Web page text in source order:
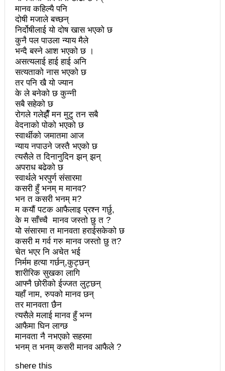
कर्फ्यु लागे पनि तीनकुने क्षेत्र अझै अशान्तः सडकमा सेना
परिचालन
राजावादीको प्रदर्शन थप उग्रः केही स्थानमा कर्फ्यु आदेश
काठमाडौँमा माओवादीको नेतृत्वमा विशाल जनप्रदर्शन
राजावादी र प्रहरीबिच झडपः तीनकुने-वानेश्वर क्षेत्र तनावग्रस्त
लव प्याकुरेलद्वारा निर्देशित वृत्तचित्र ‘गर्ल्स रिराइटिङ डेस्टीनी’
लाई अडियन्स च्वाइस अवार्ड
प्रेस सेन्टरको महाधिवेसनमा पुरस्कृत हुँदै यी पत्रकार
भरतपुरका १ सय २९ सुकुम्बासी घरधुरीलाई लालपूर्जा वितरण
हानलाई मजदुर संगठनहरुको ध्यानाकर्षण पत्र, देशैभर
अभियानात्मक कार्यक्रम
‘महिला अधिकारका निम्ति सदनबाट कानून बनाउन ढिला भयो’
सहिद स्मृति दिवसमा माओवादी बेलकोटगढी नगरद्वारा वैचारिक,
राजनीतिक कार्यशाला
त्रिदेशीय विद्युत ब्यापार सम्झौता नेपालका लागि कोशेढुंगाः
प्रचण्ड
कविता- म हैन भने
३ महिनामा प्रेस स्वतन्त्रता हननका १३ घटना
काउन्सिलद्वारा ४ वटा सञ्चार माध्यमको कालोसूची फुकुवा, ३
मानव कहिल्यै पनि
दोषी मजाले बच्छन्
निर्दोषीलाई यो दोष खास भएको छ
कुनै पल पाउला न्याय मैले
भन्दै बस्ने आश भएको छ ।
असत्यलाई हाई हाई अनि
सत्यताको नास भएको छ
तर पनि खै यो ज्यान
के ले बनेको छ कुन्नी
सबै सहेको छ
रोगले गलेझैँ मन मुटु तन सबै
वेदनाको पोको भएको छ
स्वार्थीको जमातमा आज
न्याय नपाउने जस्तै भएको छ
त्यसैले त दिनानुदिन झन् झन्
अपराध बढेको छ
स्वार्थले भरपुर्ण संसारमा
कसरी हुँ भनम् म मानव?
भन त कसरी भनम् म?
म कयौं पटक आफैलाइ प्रश्न गर्छु,
के म साँच्चै मानव जस्तो छु त ?
यो संसारमा त मानवता हराईसकेको छ
कसरी म गर्व गरु मानव जस्तो छु त?
चेत भएर नि अचेत भई
निर्मम हत्या गर्छन्,कुट्छन्
शारीरिक सुखका लागि
आफ्नै छोरीको ईज्जत लुट्छन्
यहाँ नाम, रुपको मानव छन्
तर मानवता छैन
त्यसैले मलाई मानव हुँ भन्न
आफैमा घिन लाग्छ
मानवता नै नभएको सहरमा
भनम् त भनम् कसरी मानव आफैले ?
shere this